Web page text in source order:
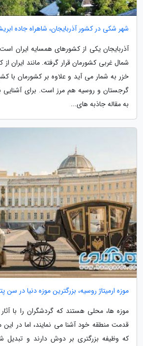
شهر شکی در کشور آذربایجان، شاهراه جاده
آذربایجان یکی از کشورهای همسایه ایران است
شمال غربی کشورمان قرار گرفته. مانند ایران
خزر به شمار می آید و علاوه بر کشورمان با
گرجستان و روسیه هم مرز است. برای آشنایی
به مقاله جاذبه های...
موزه ارمیتاژ روسیه، بزرگترین موزه دنیا در سن
موزه ها، محلی هستند که گردشگران را با
قدمت منطقه خود آشنا می نمایند، اما در
که وظیفه بزرگتری بر دوش دارند و تبدیل